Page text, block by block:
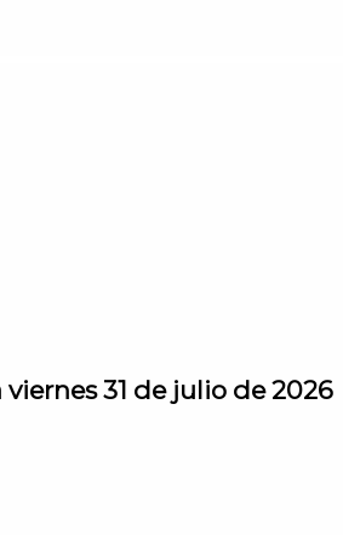
31 de julio de 2026